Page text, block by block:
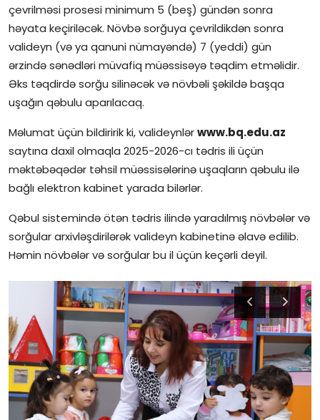
çevrilməsi prosesi minimum 5 (beş) gündən sonra
həyata keçiriləcək. Növbə sorğuya çevrildikdən sonra
valideyn (və ya qanuni nümayəndə) 7 (yeddi) gün
ərzində sənədləri müvafiq müəssisəyə təqdim etməlidir.
Əks təqdirdə sorğu silinəcək və növbəli şəkildə başqa
uşağın qəbulu aparılacaq.
Məlumat üçün bildiririk ki, valideynlərwww.bq.edu.az
saytına daxil olmaqla 2025-2026-cı tədris ili üçün
məktəbəqədər təhsil müəssisələrinə uşaqların qəbulu ilə
bağlı elektron kabinet yarada bilərlər.
Qəbul sistemində ötən tədris ilində yaradılmış növbələr və
sorğular arxivləşdirilərək valideyn kabinetinə əlavə edilib.
Həmin növbələr və sorğular bu il üçün keçərli deyil.